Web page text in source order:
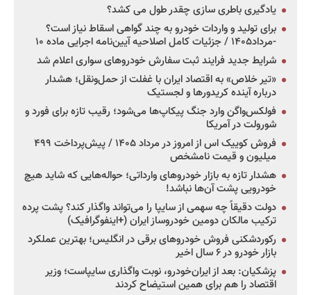
یادگیری باطری سازی چقدر طول می کشد؟
برای تولید و واردات خودرو به چند گواهی اسقاط نیاز است؟
-مرداد۱۴۰۵ / جزئیات کامل اصلاحیه آیین‌نامه اجرایی ماده ۱۰
شرایط جدید فرایند ثبت سفارش خودروهای سواری اعلام شد
«تیر خلاص» به اقتصاد ایران با غفلت از حمل‌ونقل؛ هشدار
درباره آینده کریدورها و لجستیک
فولکس‌واگن وارد جنگ پیکاپ‌ها می‌شود؛ رقیب تازه برای فورد و
شورولت در آمریکا
فروش کوییک اس از امروز در مرداد ۱۴۰۵ / پیش‌پرداخت ۴۹۹
میلیون و قیمت نامشخص
هشدار تازه به بازار خودروهای وارداتی؛ حواله‌هایی که شاید هیچ
خودرویی پشت آن‌ها نباشد!
دولت دقیقاً چه سهمی از سایپا را می‌تواند واگذار کند؟ پشت پرده
ترکیب مالکان دومین خودروساز ایران (+اینفوگرافیک)
رکوردشکنی فروش خودروهای برقی در انگلیس؛ بهترین عملکرد
بازار خودرو در ۶ سال اخیر
پزشکیان: بعد از ایران‌خودرو، نوبت واگذاری سایپاست؛ وزیر
اقتصاد را هم برای همین استیضاح کردند